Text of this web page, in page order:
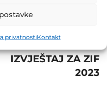
privatnostiKontakt
IZVJEŠTAJ ZA ZIF
2023